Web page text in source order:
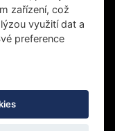
VLADO
zařízení, což
využití dat a
preference